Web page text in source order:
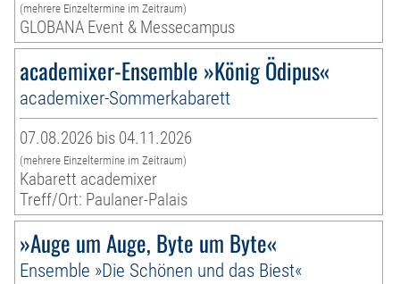
(mehrere Einzeltermine im Zeitraum)
GLOBANA Event & Messecampus
academixer-Ensemble »König Ödipus«
academixer-Sommerkabarett
07.08.2026 bis 04.11.2026
(mehrere Einzeltermine im Zeitraum)
Kabarett academixer
Treff/Ort: Paulaner-Palais
»Auge um Auge, Byte um Byte«
Ensemble »Die Schönen und das Biest«